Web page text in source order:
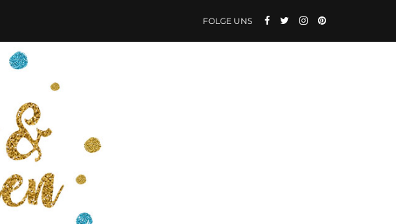
FOLGE UNS